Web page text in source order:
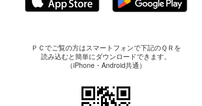
ＰＣでご覧の方はスマートフォンで下記のＱＲを
読み込むと簡単にダウンロードできます。
（iPhone・Android共通）